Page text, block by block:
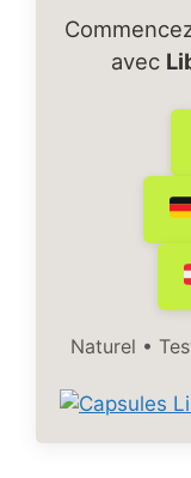
avec
Naturel •